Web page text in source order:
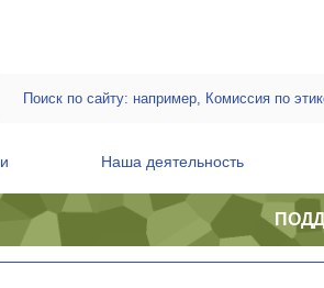
Наша деятельность